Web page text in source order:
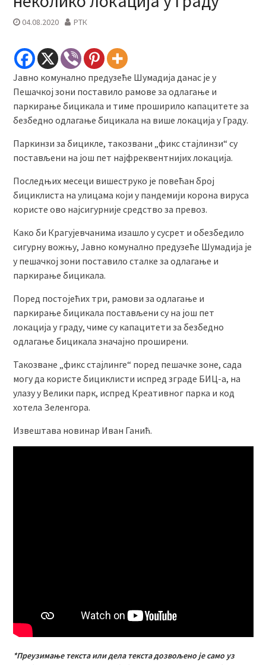
04.08.2020 РТК
Јавно комунално предузеће Шумадија данас је у
Пешачкој зони поставило рамове за одлагање и
паркирање бицикала и тиме проширило капацитете за
безбедно одлагање бицикала на више локација у Граду.
Паркинзи за бицикле, такозвани „фикс стајлинзи“ су
постављени на још пет најфреквентнијих локација.
Последњих месеци вишеструко је повећан број
бициклиста на улицама који у пандемији корона вируса
користе ово најсигурније средство за превоз.
Како би Крагујевчанима изашло у сусрет и обезбедило
сигурну вожњу, Јавно комунално предузеће Шумадија је
у пешачкој зони поставило сталке за одлагање и
паркирање бицикала.
Поред постојећих три, рамови за одлагање и
паркирање бицикала постављени су на још пет
локација у граду, чиме су капацитети за безбедно
одлагање бицикала значајно проширени.
Такозване „фикс стајлинге“ поред пешачке зоне, сада
могу да користе бициклисти испред зграде БИЦ-а, на
улазу у Велики парк, испред Креативног парка и код
хотела Зеленгора.
Извештава новинар Иван Ганић.
*Преузимање текста или дела текста дозвољено је само уз